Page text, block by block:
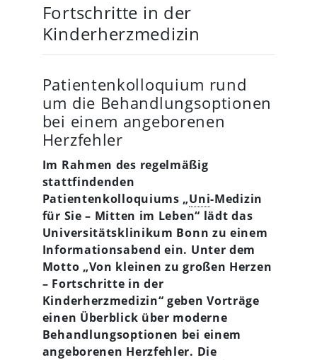
Fortschritte in der
Kinderherzmedizin
Patientenkolloquium rund
um die Behandlungsoptionen
bei einem angeborenen
Herzfehler
Im Rahmen des regelmäßig
stattfindenden
Patientenkolloquiums „Uni-Medizin
für Sie – Mitten im Leben“ lädt das
Universitätsklinikum Bonn zu einem
Informationsabend ein. Unter dem
Motto „Von kleinen zu großen Herzen
– Fortschritte in der
Kinderherzmedizin“ geben Vorträge
einen Überblick über moderne
Behandlungsoptionen bei einem
angeborenen Herzfehler. Die